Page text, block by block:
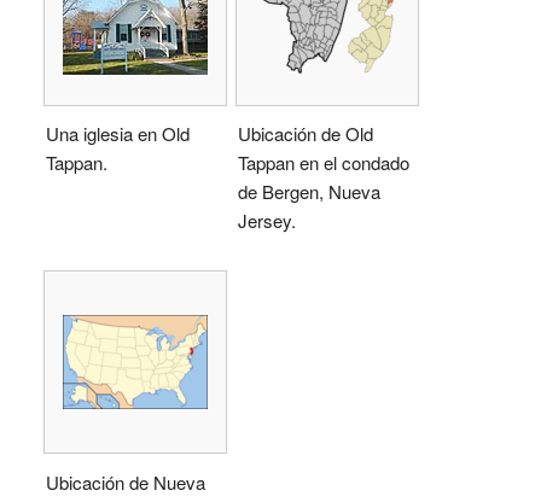
Una iglesia en Old
Tappan.
Ubicación de Old
Tappan en el condado
de Bergen, Nueva
Jersey.
Ubicación de Nueva